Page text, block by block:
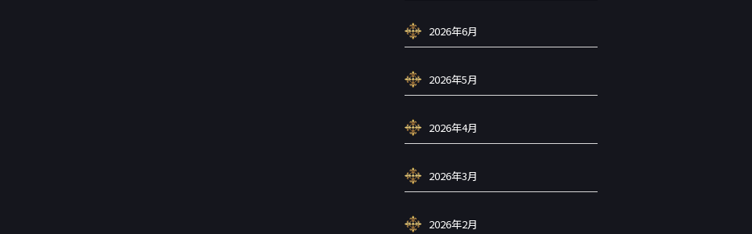
2026年6月
2026年5月
2026年4月
2026年3月
2026年2月